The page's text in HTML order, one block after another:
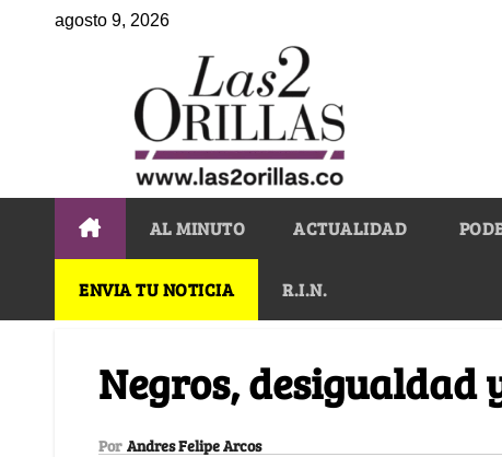
agosto 9, 2026
AL MINUTO ACTUALIDAD
ENVIA TU NOTICIA R.I.N.
Negros, desigualdad
Por Andres Felipe Arcos